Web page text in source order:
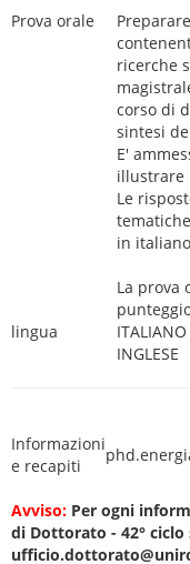
Prova orale
ricerche
corso di
sintesi
E'
illustrare
Le
in
La prova
lingua
ITALIANO
INGLESE
Informazioni
e recapiti
Avviso: Per ogni
di Dottorato - 42° ciclo